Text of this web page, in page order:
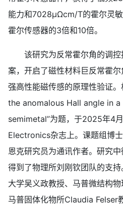
能力和7028μΩcm/T的霍尔灵
霍尔传感器的3倍和10倍。
该研究为反常霍尔角的调控
案，开启了磁性材料巨反常霍
强高性能磁传感的原理性验证
the anomalous Hall angle in
semimetal”为题，于2025年4
Electronics杂志上。课题组博
恩克研究员为通讯作者。研究
得到了物理所刘刚钦团队的支
大学吴义政教授、马普微结构
马普固体化物所Claudia Felser